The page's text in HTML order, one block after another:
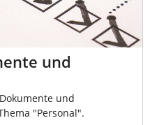
und
und
"Personal".